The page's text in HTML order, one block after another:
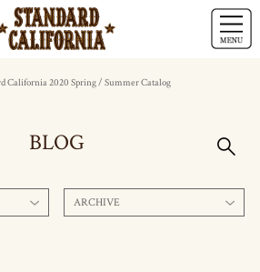
California 2020 Spring / Summer Catalog
BLOG
ARCHIVE